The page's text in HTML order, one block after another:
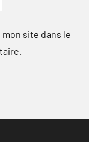
site dans le